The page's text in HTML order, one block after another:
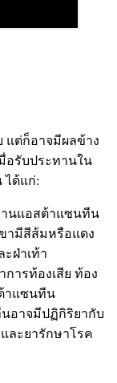
แต่ก็อาจมีผลข้าง
อรับประทานใน
ได้แก่:
นแอสต้าแซนทีน
ามีสีส้มหรือแดง
ฝ่าเท้า
ารท้องเสีย ท้อง
าแซนทีน
อาจมีปฏิกิริยากับ
ละยารักษาโรค